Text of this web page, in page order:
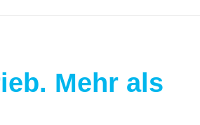
Mehr als